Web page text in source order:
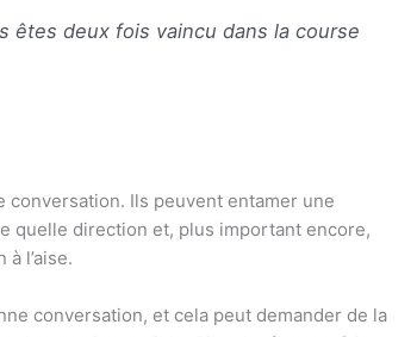
êtes deux fois vaincu dans la course
Ils peuvent entamer une
quelle direction et, plus important encore,
l’aise.
conversation, et cela peut demander de la